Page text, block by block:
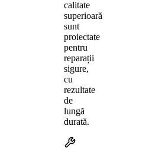
calitate
superioară
sunt
proiectate
pentru
reparații
sigure,
cu
rezultate
de
lungă
durată.